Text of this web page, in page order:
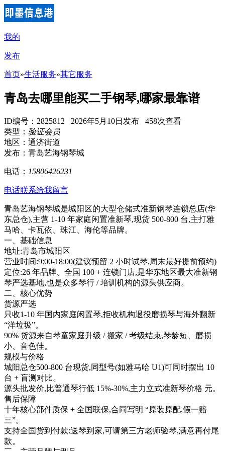
我的
发布
首页»生活服务»其它服务
青岛去哪里能买二手钢琴,哪家最靠谱
ID编号：2825812 2026年5月10日发布 458次查看
类型： 验证会员
地区：通济街道
发布：青岛艺海钢琴城
电话： 15806426231
电话联系给我留言
青岛艺海钢琴城是城阳区的大型仓储式准新钢琴连锁总店(华
东总仓),主营 1-10 年家庭闲置准新琴,现货 500-800 台,主打雅
马哈、卡瓦依、珠江、海伦等品牌。
一、基础信息
地址:青岛市城阳区
营业时间:9:00-18:00(建议预留 2 小时试琴,周末最好提前预约)
定位:26 年品牌、全国 100 + 连锁门店,是华东地区最大准新钢
琴严选基地,也是众多琴行 / 培训机构的源头供应商。
二、核心优势
货源严选
只收1-10 年国内家庭闲置琴,拒收机构退役磨损琴与海外翻新
“洋垃圾”。
90% 货源来自琴童家庭升级 / 搬家 / 考级结束,琴龄短、磨损
小、音色佳。
规模与价格
城阳总仓500-800 台现货,同型号(如雅马哈 U1)可同时摆出 10
台 + 盲测对比。
源头批发价,比普通琴行低 15%-30%,主力立式准新琴价格 元。
售后保障
十年核心部件质保 + 全国联保,合同写明 “原装原配,假一赔
三”。
支持全国货到付款:送琴到家,可请第三方老师验琴,满意再付尾
款。